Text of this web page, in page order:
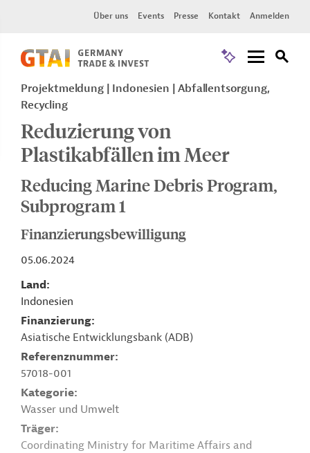
Über uns Events Presse Kontakt Anmelden
Projektmeldung Indonesien
Abfallentsorgung,
Recycling
Reduzierung von
Plastikabfällen im Meer
Reducing Marine Debris Program,
Subprogram 1
Finanzierungsbewilligung
05.06.2024
Land
Indonesien
Finanzierung
Asiatische Entwicklungsbank (ADB)
Referenznummer
57018-001
Kategorie
Wasser und Umwelt
Träger
Coordinating Ministry for Maritime Affairs and